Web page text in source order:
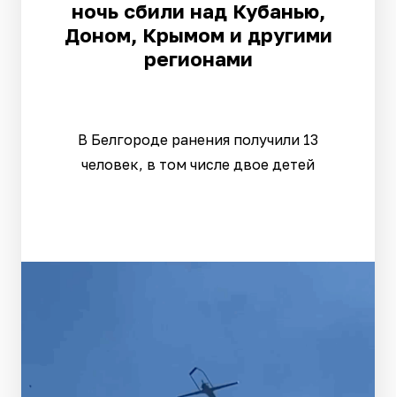
ночь сбили над Кубанью,
Доном, Крымом и другими
регионами
В Белгороде ранения получили 13
человек, в том числе двое детей